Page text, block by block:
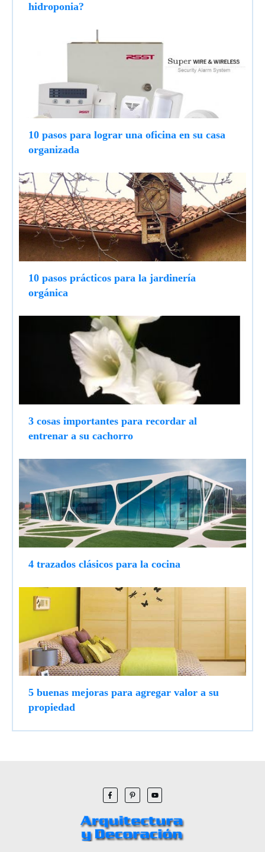
hidroponia?
10 pasos para lograr una oficina en su casa
organizada
10 pasos prácticos para la jardinería
orgánica
3 cosas importantes para recordar al
entrenar a su cachorro
4 trazados clásicos para la cocina
5 buenas mejoras para agregar valor a su
propiedad